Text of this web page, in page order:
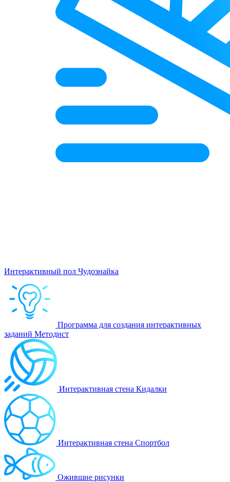
Интерактивный пол Чудознайка
Программа для создания интерактивных
заданий Методист
Интерактивная стена Кидалки
Интерактивная стена Спортбол
Ожившие рисунки